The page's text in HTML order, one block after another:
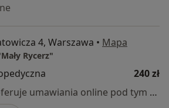
4, Warszawa • Mapa
Rycerz"
240 zł
Specjalista nie oferuje umawiania online pod tym adresem.